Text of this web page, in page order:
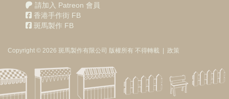
請加入 Patreon 會員
香港手作街 FB
斑馬製作 FB
Copyright © 2026 斑馬製作有限公司 版權所有 不得轉載 | 政策